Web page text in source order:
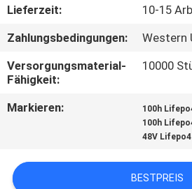
TRETEN
SIE
MIT
UNS
IN
NACHRICHTEN
Lieferzeit:
10-15
Zahlungsbedingungen:
Western
Versorgungsmaterial-
Fähigkeit:
10000
Markieren: 100h
100h
48V
BESTPREIS